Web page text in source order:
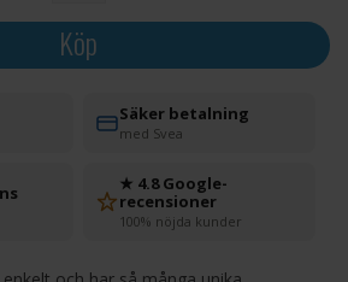
Köp
Säker betalning
med Svea
★ 4.8 Google-
recensioner
100% nöjda kunder